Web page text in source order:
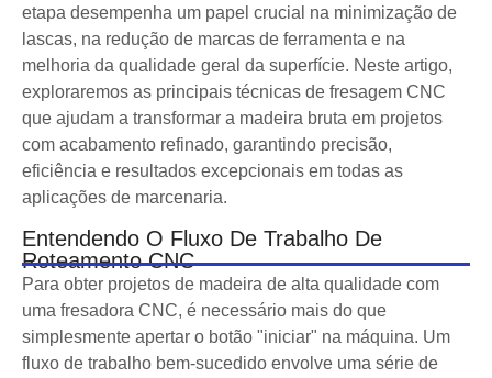
etapa desempenha um papel crucial na minimização de
lascas, na redução de marcas de ferramenta e na
melhoria da qualidade geral da superfície. Neste artigo,
exploraremos as principais técnicas de fresagem CNC
que ajudam a transformar a madeira bruta em projetos
com acabamento refinado, garantindo precisão,
eficiência e resultados excepcionais em todas as
aplicações de marcenaria.
Entendendo O Fluxo De Trabalho De
Roteamento CNC
Para obter projetos de madeira de alta qualidade com
uma fresadora CNC, é necessário mais do que
simplesmente apertar o botão "iniciar" na máquina. Um
fluxo de trabalho bem-sucedido envolve uma série de